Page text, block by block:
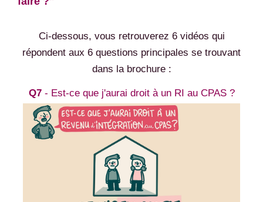
Ci-dessous, vous retrouverez 6 vidéos qui
répondent aux 6 questions principales se trouvant
dans la brochure :
Q7- Est-ce que j'aurai droit à un RI au CPAS ?